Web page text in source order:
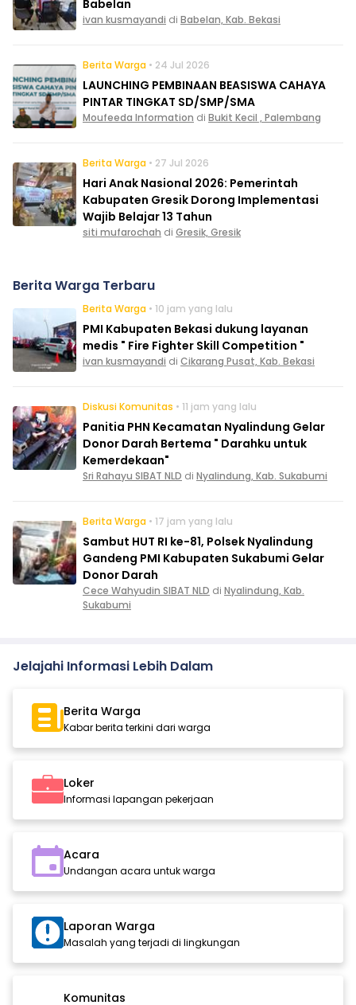
Babelan
ivan kusmayandi di Babelan, Kab. Bekasi
Berita Warga • 24 Jul 2026
LAUNCHING PEMBINAAN BEASISWA CAHAYA
PINTAR TINGKAT SD/SMP/SMA
Moufeeda Information di Bukit Kecil , Palembang
Berita Warga • 27 Jul 2026
Hari Anak Nasional 2026: Pemerintah
Kabupaten Gresik Dorong Implementasi
Wajib Belajar 13 Tahun
siti mufarochah di Gresik, Gresik
Berita Warga Terbaru
Berita Warga • 10 jam yang lalu
PMI Kabupaten Bekasi dukung layanan
medis " Fire Fighter Skill Competition "
ivan kusmayandi di Cikarang Pusat, Kab. Bekasi
Diskusi Komunitas • 11 jam yang lalu
Panitia PHN Kecamatan Nyalindung Gelar
Donor Darah Bertema " Darahku untuk
Kemerdekaan"
Sri Rahayu SIBAT NLD di Nyalindung, Kab. Sukabumi
Berita Warga • 17 jam yang lalu
Sambut HUT RI ke-81, Polsek Nyalindung
Gandeng PMI Kabupaten Sukabumi Gelar
Donor Darah
Cece Wahyudin SIBAT NLD di Nyalindung, Kab.
Sukabumi
Jelajahi Informasi Lebih Dalam
Berita Warga
Kabar berita terkini dari warga
Loker
Informasi lapangan pekerjaan
Acara
Undangan acara untuk warga
Laporan Warga
Masalah yang terjadi di lingkungan
Komunitas